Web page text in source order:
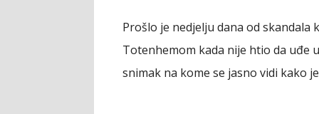
Prošlo je nedjelju dana od skandala
Totenhemom kada nije htio da uđe
snimak na kome se jasno vidi kako